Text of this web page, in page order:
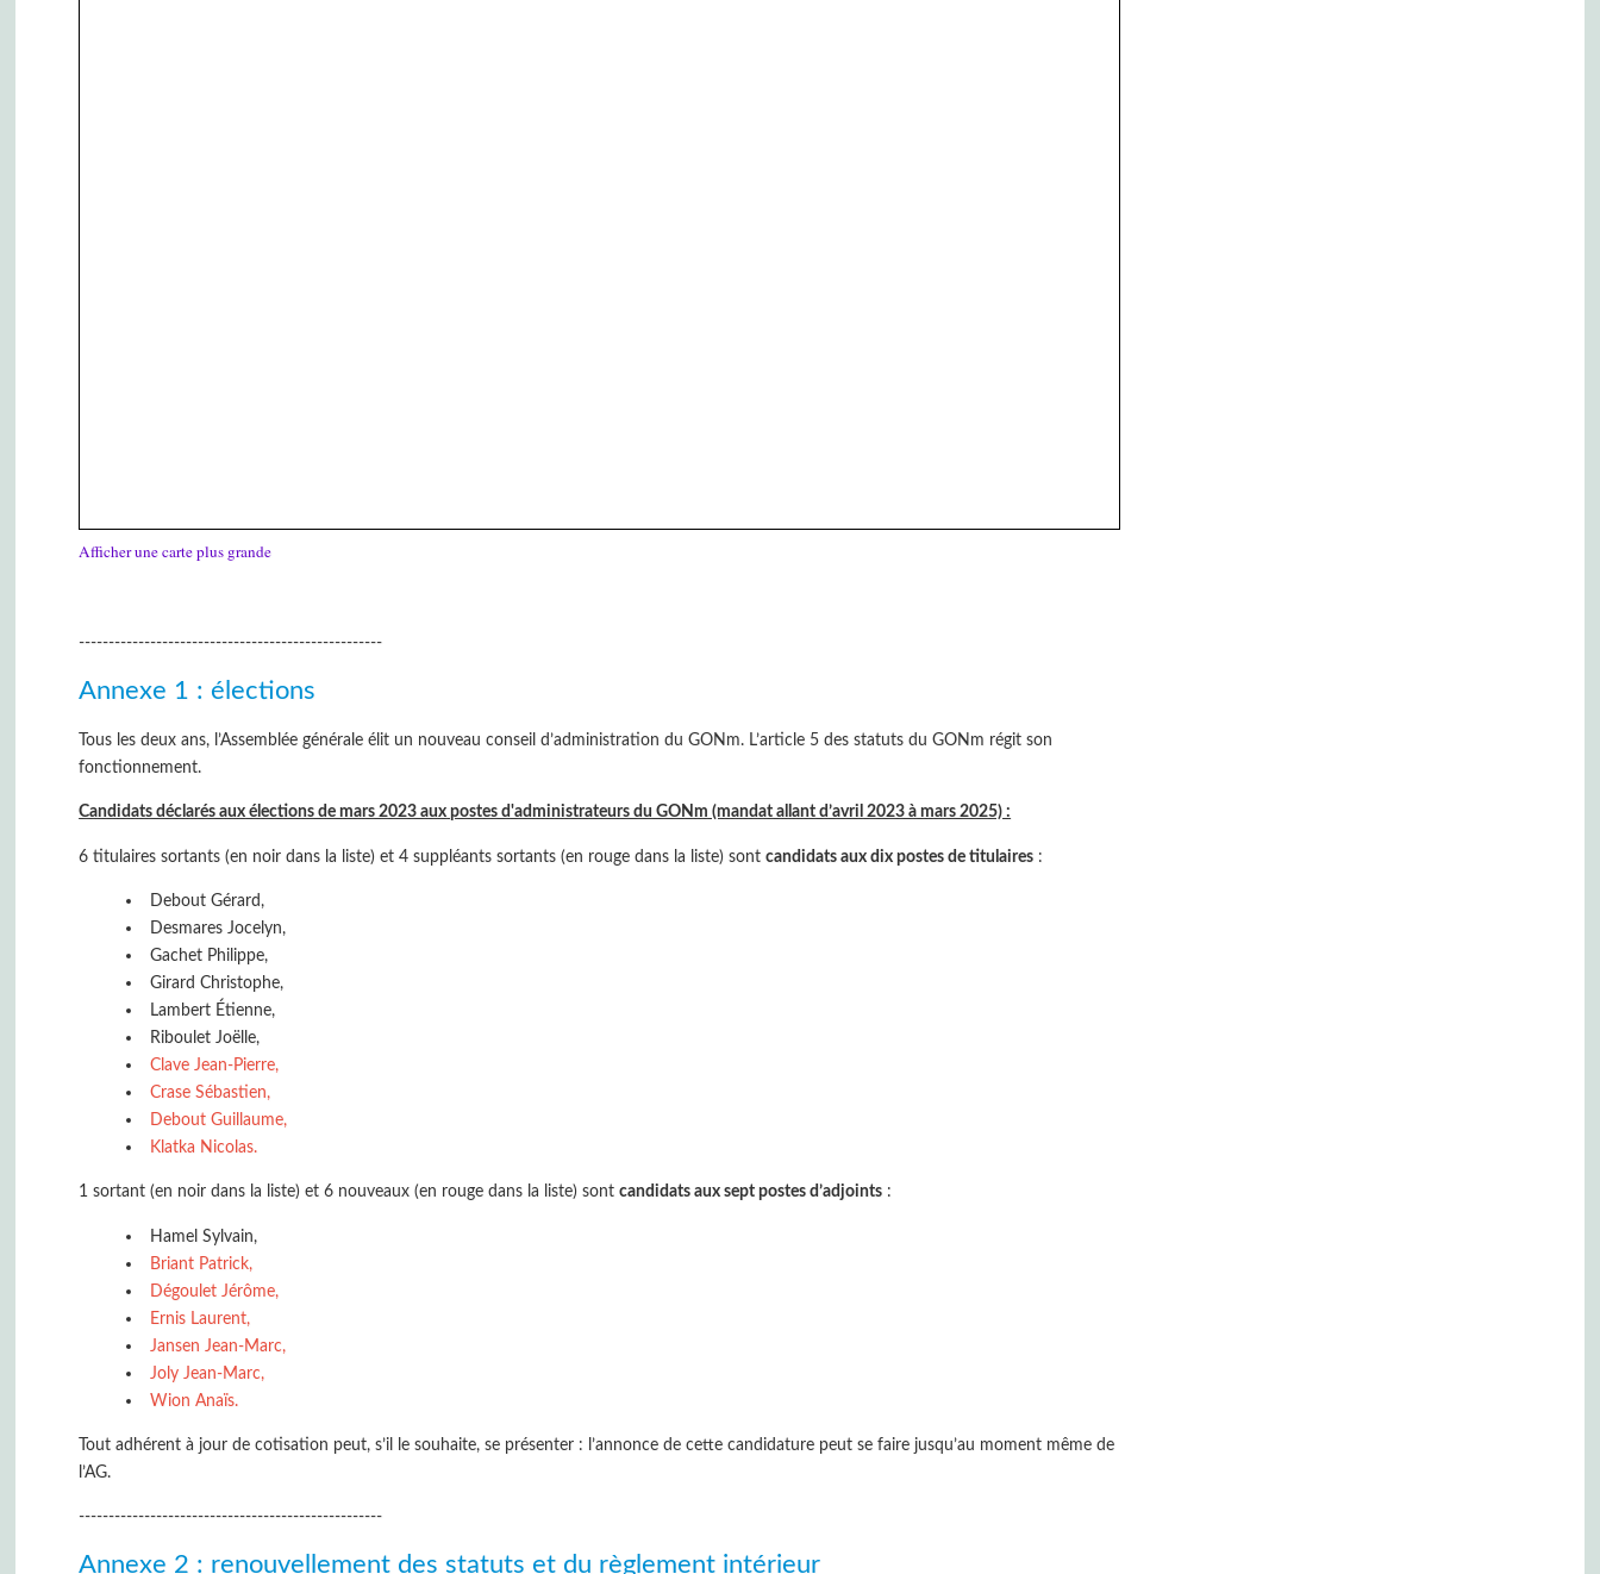
Afficher une carte plus grande
---------------------------------------------------
Annexe 1 : élections
Tous les deux ans, l’Assemblée générale élit un nouveau conseil d’administration du GONm. L’article 5 des statuts du GONm régit son
fonctionnement.
Candidats déclarés aux élections de mars 2023 aux postes d'administrateurs du GONm (mandat allant d’avril 2023 à mars 2025) :
6 titulaires sortants (en noir dans la liste) et 4 suppléants sortants (en rouge dans la liste) sontcandidats aux dix postes de titulaires :
Debout Gérard,
Desmares Jocelyn,
Gachet Philippe,
Girard Christophe,
Lambert Étienne,
Riboulet Joëlle,
Clave Jean-Pierre,
Crase Sébastien,
Debout Guillaume,
Klatka Nicolas.
1 sortant (en noir dans la liste) et 6 nouveaux (en rouge dans la liste) sontcandidats aux sept postes d’adjoints :
Hamel Sylvain,
Briant Patrick,
Dégoulet Jérôme,
Ernis Laurent,
Jansen Jean-Marc,
Joly Jean-Marc,
Wion Anaïs.
Tout adhérent à jour de cotisation peut, s’il le souhaite, se présenter : l’annonce de cette candidature peut se faire jusqu’au moment même de
l’AG.
---------------------------------------------------
Annexe 2 : renouvellement des statuts et du règlement intérieur